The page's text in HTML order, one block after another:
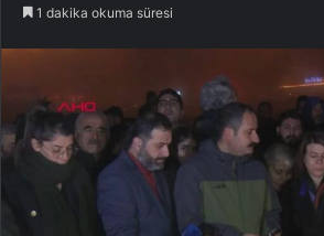
1 dakika okuma süresi